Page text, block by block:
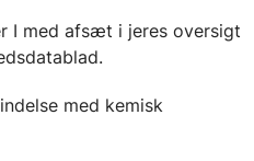
I med afsæt i jeres oversigt
med kemisk